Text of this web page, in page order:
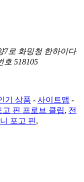
7로 화밍청 한하이다
호 518105
기 상품 - 사이트맵 -
고 핀 프로브 클립, 전
포고 핀,